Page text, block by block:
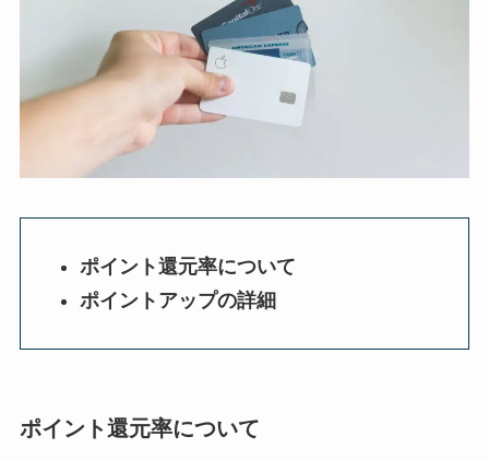
ポイント還元率について
ポイントアップの詳細
ポイント還元率について